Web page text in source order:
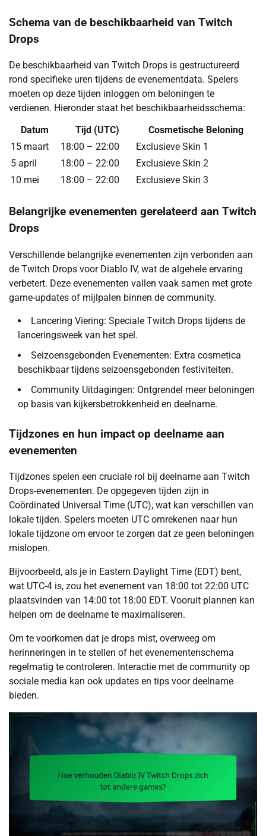
Schema van de beschikbaarheid van Twitch
Drops
De beschikbaarheid van Twitch Drops is gestructureerd
rond specifieke uren tijdens de evenementdata. Spelers
moeten op deze tijden inloggen om beloningen te
verdienen. Hieronder staat het beschikbaarheidsschema:
Datum
Tijd (UTC)
Cosmetische Beloning
15 maart
18:00 – 22:00
Exclusieve Skin 1
5 april
18:00 – 22:00
Exclusieve Skin 2
10 mei
18:00 – 22:00 Exclusieve Skin 3
Belangrijke evenementen gerelateerd aan Twitch
Drops
Verschillende belangrijke evenementen zijn verbonden aan
de Twitch Drops voor Diablo IV, wat de algehele ervaring
verbetert. Deze evenementen vallen vaak samen met grote
game-updates of mijlpalen binnen de community.
Lancering Viering: Speciale Twitch Drops tijdens de
lanceringsweek van het spel.
Seizoensgebonden Evenementen: Extra cosmetica
beschikbaar tijdens seizoensgebonden festiviteiten.
Community Uitdagingen: Ontgrendel meer beloningen
op basis van kijkersbetrokkenheid en deelname.
Tijdzones en hun impact op deelname aan
evenementen
Tijdzones spelen een cruciale rol bij deelname aan Twitch
Drops-evenementen. De opgegeven tijden zijn in
Coördinated Universal Time (UTC), wat kan verschillen van
lokale tijden. Spelers moeten UTC omrekenen naar hun
lokale tijdzone om ervoor te zorgen dat ze geen beloningen
mislopen.
Bijvoorbeeld, als je in Eastern Daylight Time (EDT) bent,
wat UTC-4 is, zou het evenement van 18:00 tot 22:00 UTC
plaatsvinden van 14:00 tot 18:00 EDT. Vooruit plannen kan
helpen om de deelname te maximaliseren.
Om te voorkomen dat je drops mist, overweeg om
herinneringen in te stellen of het evenementenschema
regelmatig te controleren. Interactie met de community op
sociale media kan ook updates en tips voor deelname
bieden.